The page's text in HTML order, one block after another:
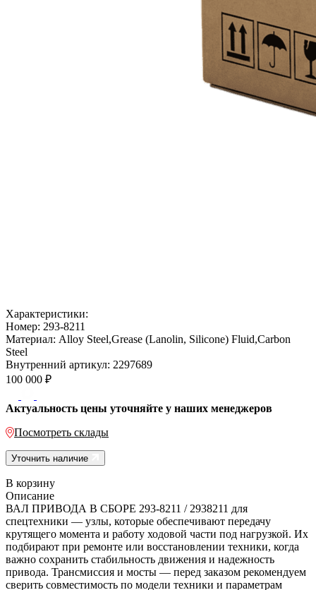
Характеристики:
Номер: 293-8211
Материал: Alloy Steel,Grease (Lanolin, Silicone) Fluid,Carbon
Steel
Внутренний артикул: 2297689
100 000 ₽
Актуальность цены уточняйте у наших менеджеров
Посмотреть склады
Уточнить наличие
В корзину
Описание
ВАЛ ПРИВОДА В СБОРЕ 293-8211 / 2938211 для
спецтехники — узлы, которые обеспечивают передачу
крутящего момента и работу ходовой части под нагрузкой. Их
подбирают при ремонте или восстановлении техники, когда
важно сохранить стабильность движения и надежность
привода. Трансмиссия и мосты — перед заказом рекомендуем
сверить совместимость по модели техники и параметрам